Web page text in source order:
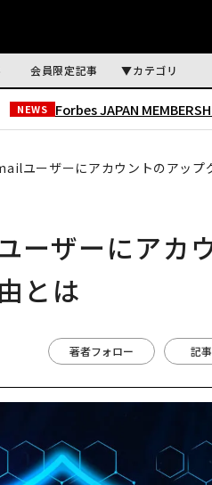
会員限定記事 カテゴリ
NEWS Forbes JAPAN
ユーザーにアカウントのアップ
ーザーにアカ
とは
著者フォロー 記